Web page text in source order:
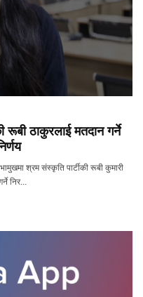
रूबी ठाकुरलाई मतदान गर्ने
श्रम संस्कृति पार्टीकी रूबी कुमारी
निर...